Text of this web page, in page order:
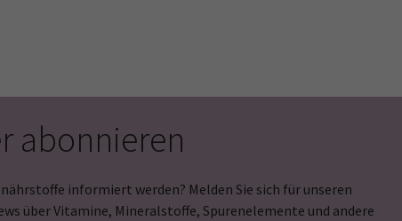
abonnieren
informiert werden? Melden Sie sich für unseren
über Vitamine, Mineralstoffe, Spurenelemente und andere